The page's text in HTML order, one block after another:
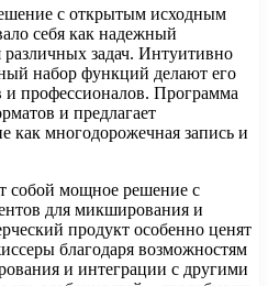
с открытым исходным
себя как надежный
задач. Интуитивно
набор функций делают его
профессионалов. Программа
и предлагает
как многодорожечная запись и
собой мощное решение с
для микширования и
продукт особенно ценят
благодаря возможностям
и интеграции с другими